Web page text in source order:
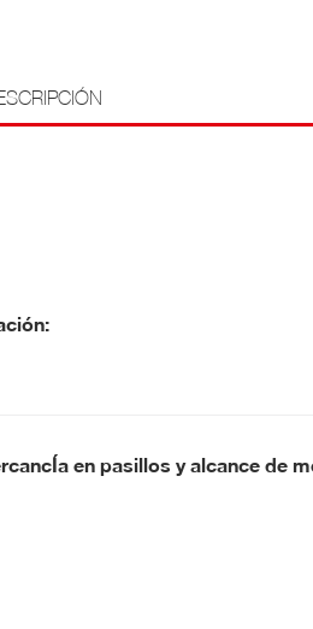
en pasillos y alcance de